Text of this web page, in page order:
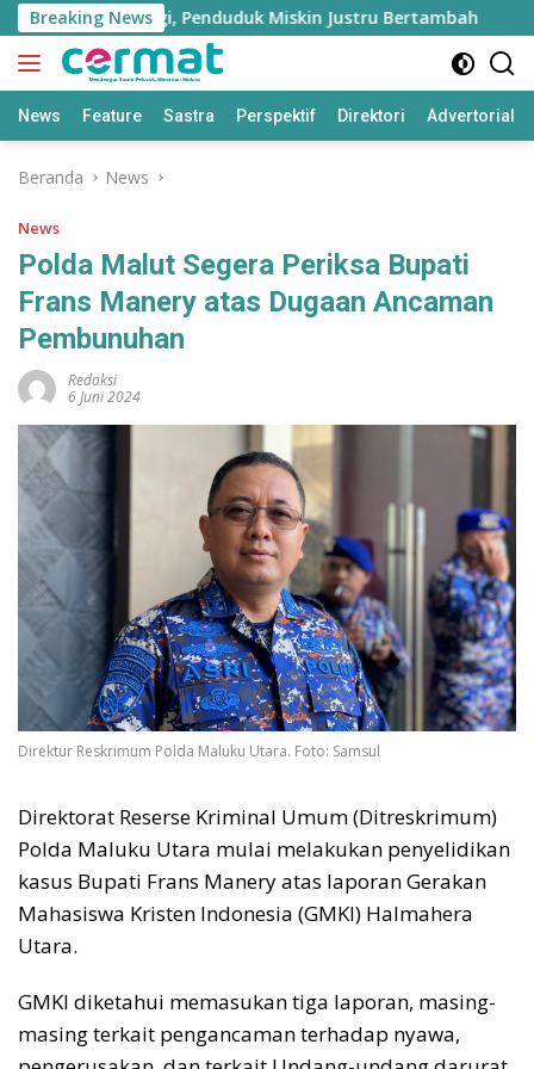
Langsung
ke
konten
Breaking News
Tinggi, Penduduk Miskin Justru Bertambah
News Feature Sastra Perspektif Direktori Advertorial
Beranda News
News
Polda Malut Segera Periksa Bupati
Frans Manery atas Dugaan Ancaman
Pembunuhan
Redaksi
6 Juni 2024
Direktur Reskrimum Polda Maluku Utara. Foto: Samsul
Direktorat Reserse Kriminal Umum (Ditreskrimum)
Polda Maluku Utara mulai melakukan penyelidikan
kasus Bupati Frans Manery atas laporan Gerakan
Mahasiswa Kristen Indonesia (GMKI) Halmahera
Utara.
GMKI diketahui memasukan tiga laporan, masing-
masing terkait pengancaman terhadap nyawa,